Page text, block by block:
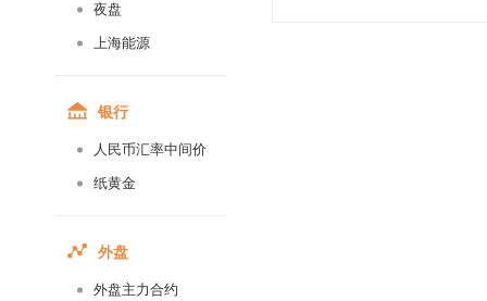
夜盘
上海能源
银行
人民币汇率中间价
纸黄金
外盘
外盘主力合约